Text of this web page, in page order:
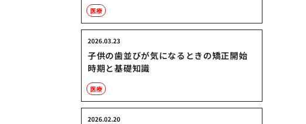
医療
子供の歯並びが気になるときの矯正開始
時期と基礎知識
2026.03.23
医療
2026.02.20